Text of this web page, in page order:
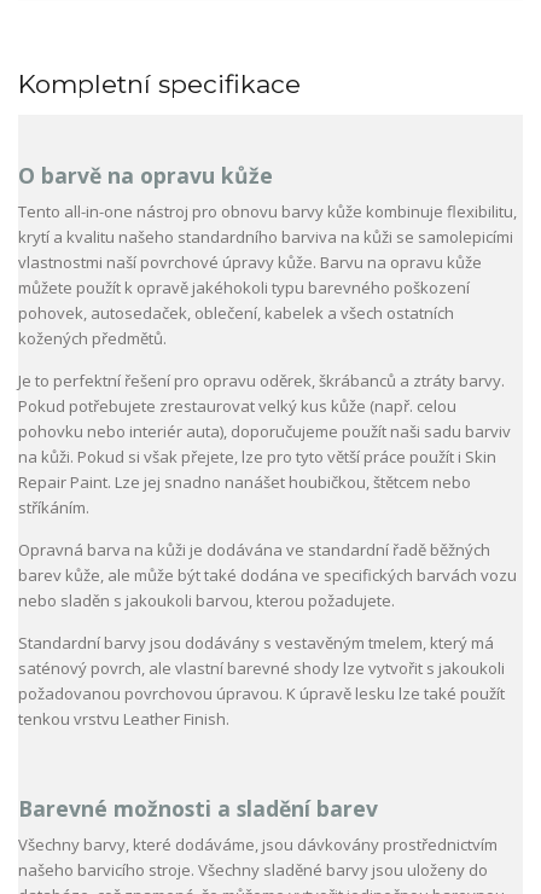
Kompletní specifikace
O barvě na opravu kůže
Tento all-in-one nástroj pro obnovu barvy kůže kombinuje flexibilitu,
krytí a kvalitu našeho standardního barviva na kůži se samolepicími
vlastnostmi naší povrchové úpravy kůže. Barvu na opravu kůže
můžete použít k opravě jakéhokoli typu barevného poškození
pohovek, autosedaček, oblečení, kabelek a všech ostatních
kožených předmětů.
Je to perfektní řešení pro opravu oděrek, škrábanců a ztráty barvy.
Pokud potřebujete zrestaurovat velký kus kůže (např. celou
pohovku nebo interiér auta), doporučujeme použít naši sadu barviv
na kůži. Pokud si však přejete, lze pro tyto větší práce použít i Skin
Repair Paint. Lze jej snadno nanášet houbičkou, štětcem nebo
stříkáním.
Opravná barva na kůži je dodávána ve standardní řadě běžných
barev kůže, ale může být také dodána ve specifických barvách vozu
nebo sladěn s jakoukoli barvou, kterou požadujete.
Standardní barvy jsou dodávány s vestavěným tmelem, který má
saténový povrch, ale vlastní barevné shody lze vytvořit s jakoukoli
požadovanou povrchovou úpravou. K úpravě lesku lze také použít
tenkou vrstvu Leather Finish.
Barevné možnosti a sladění barev
Všechny barvy, které dodáváme, jsou dávkovány prostřednictvím
našeho barvicího stroje. Všechny sladěné barvy jsou uloženy do